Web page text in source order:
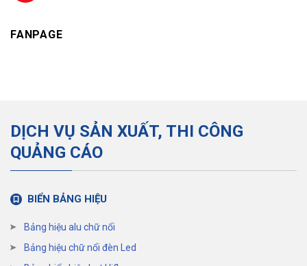
FANPAGE
DỊCH VỤ SẢN XUẤT, THI CÔNG
QUẢNG CÁO
BIỂN BẢNG HIỆU
Bảng hiệu alu chữ nổi
Bảng hiệu chữ nổi đèn Led